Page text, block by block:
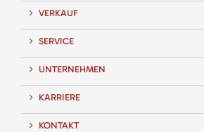
VERKAUF
SERVICE
UNTERNEHMEN
KARRIERE
KONTAKT